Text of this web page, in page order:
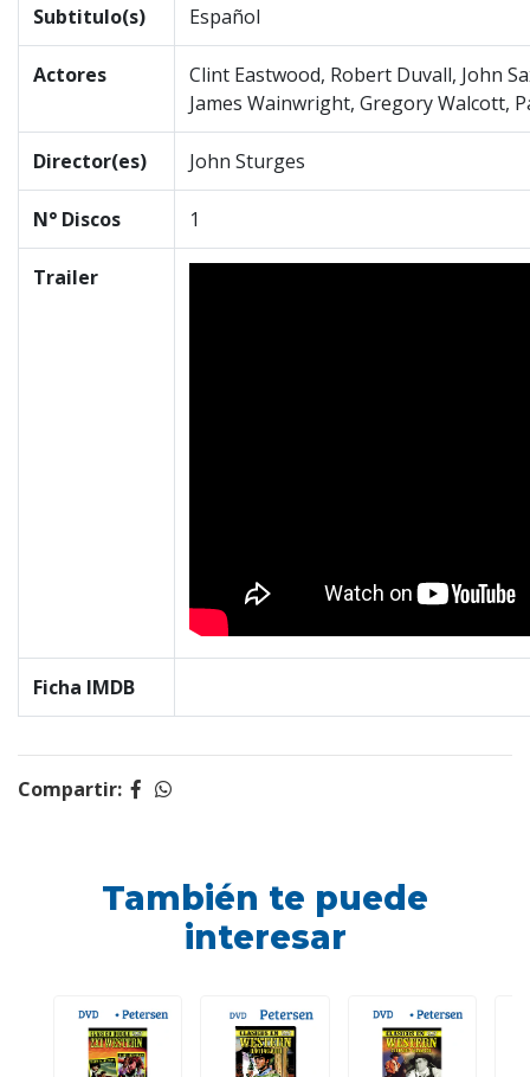
Subtitulo(s) Español
Actores
Clint Eastwood, Robert Duvall, John
James Wainwright, Gregory Walcott,
Director(es) John Sturges
N° Discos 1
Trailer
Ficha IMDB
Compartir:
También te puede
interesar